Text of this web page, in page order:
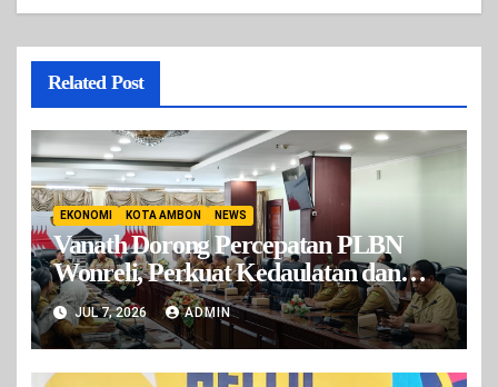
Related Post
EKONOMI KOTA AMBON NEWS
Vanath Dorong Percepatan PLBN
Wonreli, Perkuat Kedaulatan dan
Ekonomi Perbatasan
JUL 7, 2026 ADMIN